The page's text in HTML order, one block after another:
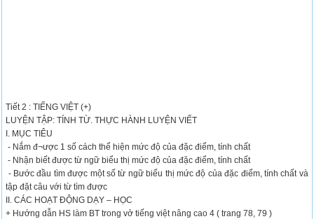
Tiết 2 : TIẾNG VIỆT (+)
LUYỆN TẬP: TÍNH TỪ. THỰC HÀNH LUYỆN VIẾT
I. MỤC TIÊU
- Nắm đ¬ược 1 số cách thể hiện mức độ của đặc điểm, tính chất
- Nhận biết được từ ngữ biểu thị mức độ của đặc điểm, tính chất
- Bước đầu tìm được một số từ ngữ biểu thị mức độ của đặc điểm, tính chất và
tập đặt câu với từ tìm được
II. CÁC HOẠT ĐỘNG DẠY – HỌC
+ Hướng dẫn HS làm BT trong vở tiếng việt nâng cao 4 ( trang 78, 79 )